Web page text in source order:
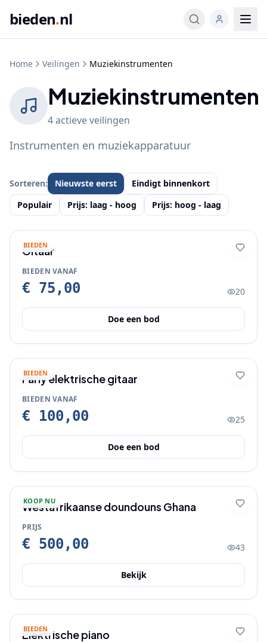
bieden.nl
Home Veilingen Muziekinstrumenten
Muziekinstrumenten
4actieveveilingen
Instrumenten en muziekapparatuur
Sorteren: Nieuwste eerst
Eindigt binnenkort
Populair
Prijs: laag - hoog Prijs: hoog - laag
BIEDEN
Gitaar
BIEDEN VANAF
€ 75,00 20
Doe een bod
BIEDEN
Farly elektrische gitaar
BIEDEN VANAF
€ 100,00 25
Doe een bod
KOOP NU
Westafrikaanse doundouns Ghana
PRIJS
€ 500,00 43
Bekijk
BIEDEN
Elektrische piano